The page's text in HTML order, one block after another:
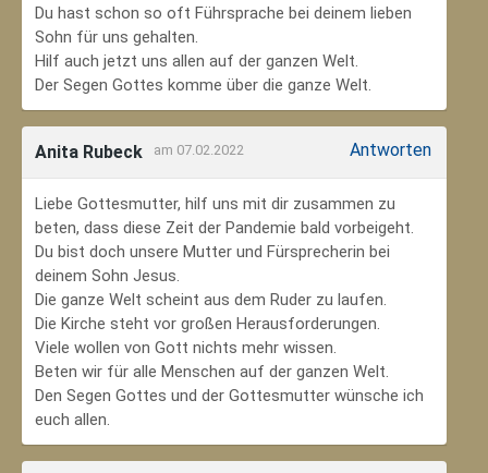
Du hast schon so oft Führsprache bei deinem lieben
Sohn für uns gehalten.
Hilf auch jetzt uns allen auf der ganzen Welt.
Der Segen Gottes komme über die ganze Welt.
Anita Rubeck am 07.02.2022 Antworten
Liebe Gottesmutter, hilf uns mit dir zusammen zu
beten, dass diese Zeit der Pandemie bald vorbeigeht.
Du bist doch unsere Mutter und Fürsprecherin bei
deinem Sohn Jesus.
Die ganze Welt scheint aus dem Ruder zu laufen.
Die Kirche steht vor großen Herausforderungen.
Viele wollen von Gott nichts mehr wissen.
Beten wir für alle Menschen auf der ganzen Welt.
Den Segen Gottes und der Gottesmutter wünsche ich
euch allen.